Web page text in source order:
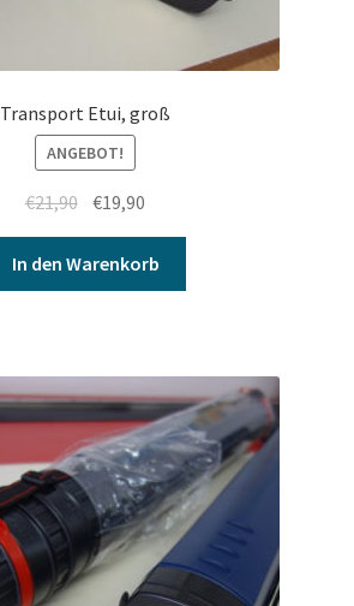
Transport Etui, groß
ANGEBOT!
€21,90 €19,90
In den Warenkorb